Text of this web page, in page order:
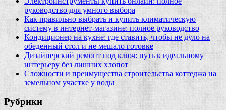
руководство для умного выбора
Как правильно выбрать и купить климатическую
систему в интернет‑магазине: полное руководство
Кондиционер на кухне: где ставить, чтобы не дуло на
обеденный стол и не мешало готовке
Дизайнерский ремонт под ключ: путь к идеальному
интерьеру без лишних хлопот
Сложности и преимущества строительства коттеджа на
земельном участке у воды
Рубрики